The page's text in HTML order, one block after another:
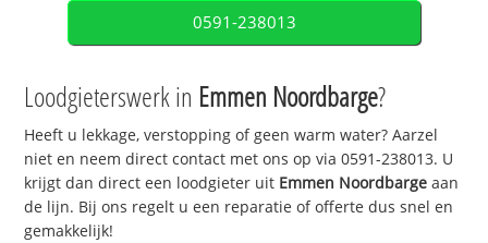
0591-238013
Loodgieterswerk in Emmen Noordbarge?
Heeft u lekkage, verstopping of geen warm water? Aarzel
niet en neem direct contact met ons op via 0591-238013. U
krijgt dan direct een loodgieter uit Emmen Noordbarge aan
de lijn. Bij ons regelt u een reparatie of offerte dus snel en
gemakkelijk!